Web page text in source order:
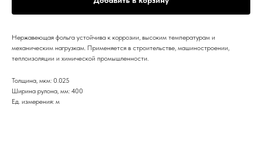
Нержавеющая фольга устойчива к коррозии, высоким температурам и
механическим нагрузкам. Применяется в строительстве, машиностроении,
теплоизоляции и химической промышленности.
Толщина, мкм: 0.025
Ширина рулона, мм: 400
Ед. измерения: м